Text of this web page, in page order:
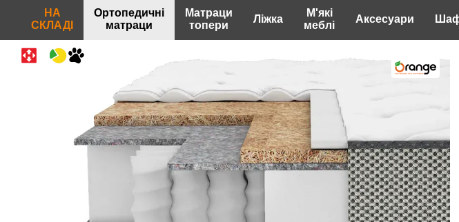
НА
СКЛАДІ
Ортопедичні
матраци
Матраци
топери
Ліжка
М'які
меблі
Аксесуари